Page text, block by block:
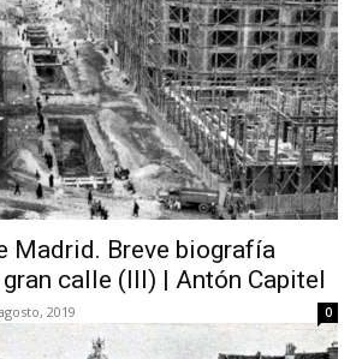
Madrid. Breve biografía
calle (III) | Antón Capitel
2019 0